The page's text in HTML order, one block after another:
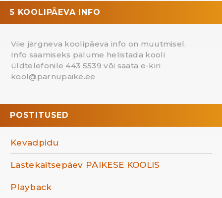
5 KOOLIPÄEVA INFO
Viie järgneva koolipäeva info on muutmisel.
Info saamiseks palume helistada kooli
üldtelefonile 443 5539 või saata e-kiri
kool@parnupaike.ee
POSTITUSED
Kevadpidu
Lastekaitsepäev PÄIKESE KOOLIS
Playback